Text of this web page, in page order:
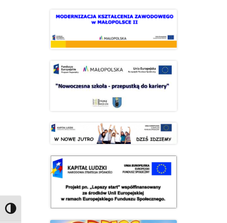
Przełącz wysoki kontrast